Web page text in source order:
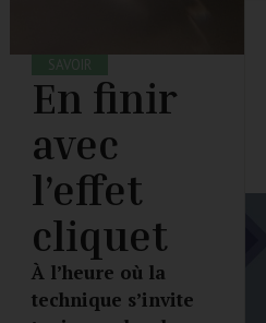
SAVOIR
En finir
avec
l’effet
cliquet
À l’heure où la
technique s’invite